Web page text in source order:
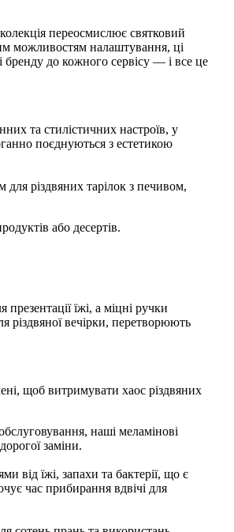
переосмислює святковий
можливостям налаштування, ці
бренду до кожного сервісу — і все це
та стилістичних настроїв, у
поєднуються з естетикою
різдвяних тарілок з печивом,
або десертів.
їжі, а міцні ручки
різдвяної вечірки, перетворюють
щоб витримувати хаос різдвяних
наші меламінові
заміни.
від їжі, запахи та бактерії, що є
час прибирання вдвічі для